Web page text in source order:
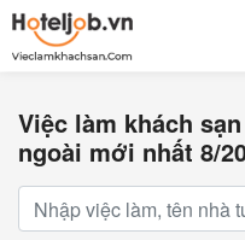
Việc làm khách
ngoài mới nhất 8/